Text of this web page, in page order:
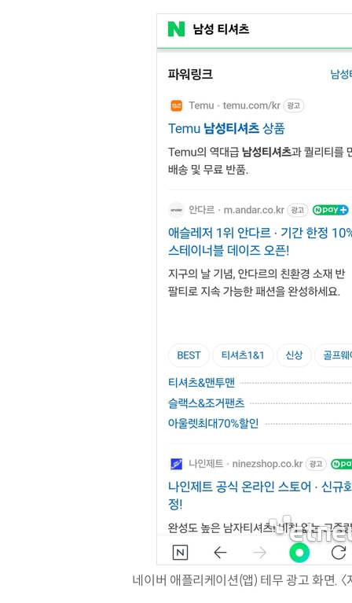
네이버 애플리케이션(앱) 테무 광고 화면. 〈
AI Native Enterprise를 지원하는 AI Ready